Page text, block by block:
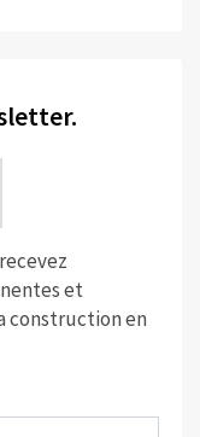
et
construction en